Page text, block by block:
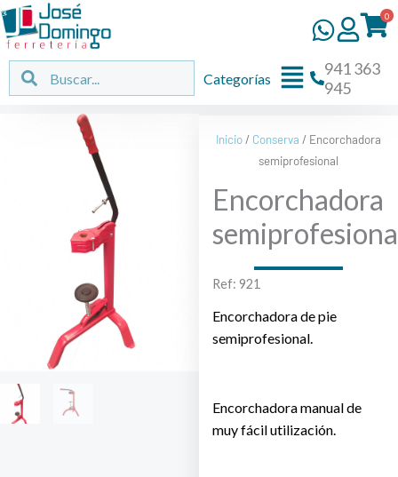
Ir
al
contenido
0
Buscar Buscar
Flyout
Categorías
941 363
945
Inicio / Conserva / Encorchadora
semiprofesional
Encorchadora
Ref: 921
Encorchadora de pie
semiprofesional.
Encorchadora manual de
muy fácil utilización.